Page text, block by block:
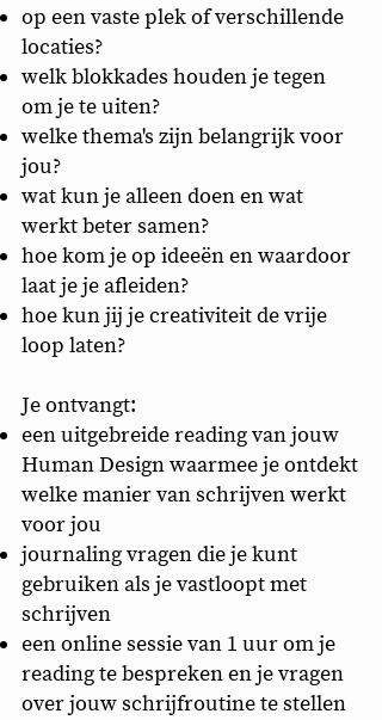
op een vaste plek of verschillende
locaties?
welk blokkades houden je tegen
om je te uiten?
welke thema's zijn belangrijk voor
jou?
wat kun je alleen doen en wat
werkt beter samen?
hoe kom je op ideeën en waardoor
laat je je afleiden?
hoe kun jij je creativiteit de vrije
loop laten?
Je ontvangt:
een uitgebreide reading van jouw
Human Design waarmee je ontdekt
welke manier van schrijven werkt
voor jou
journaling vragen die je kunt
gebruiken als je vastloopt met
schrijven
een online sessie van 1 uur om je
reading te bespreken en je vragen
over jouw schrijfroutine te stellen